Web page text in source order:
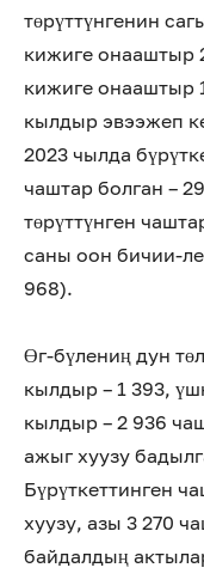
төрүттүнгенин
кижиге онааштыр
кижиге онааштыр
кылдыр эвээжеп
2023 чылда
чаштар болган –
төрүттүнген
саны оон бичии-
968).
Өг-бүлениң дун
кылдыр – 1 393,
кылдыр – 2 936
ажыг хуузу
Бүрүткеттинген
хуузу, азы 3 270
байдалдың